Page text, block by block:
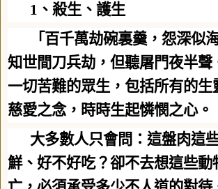
1 、殺生、護生
「百千萬劫碗裏羹，怨深似
知世間刀兵劫，但聽屠門夜半聲
一切苦難的眾生，包括所有的生
慈愛之念，時時生起憐憫之心。
大多數人只會問：這盤肉這
鮮、好不好吃？卻不去想這些動